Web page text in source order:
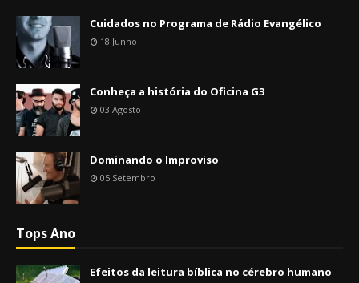
Cuidados no Programa de Rádio Evangélico
18 Junho
Conheça a história do Oficina G3
03 Agosto
Dominando o Improviso
05 Setembro
Tops Ano
Efeitos da leitura bíblica no cérebro humano